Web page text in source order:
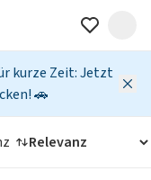
kurze Zeit: Jetzt
🚗
Relevanz